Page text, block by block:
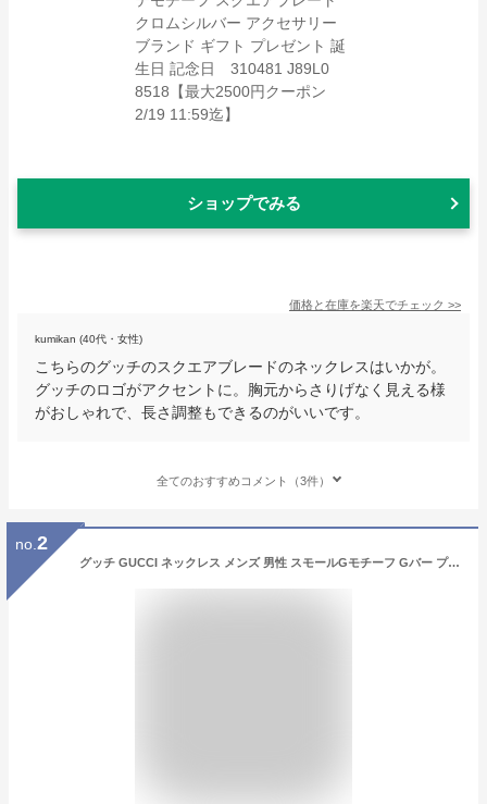
ショップでみる
価格と在庫を楽天でチェック >>
kumikan (40代・女性)
こちらのグッチのスクエアブレードのネックレスはいかが。
グッチのロゴがアクセントに。胸元からさりげなく見える様
がおしゃれで、長さ調整もできるのがいいです。
全てのおすすめコメント（3件）
no. 2
グッチ GUCCI ネックレス メンズ 男性 スモールGモチーフ Gバー プレート ペンダント シルバー ブランド アクセサリー ギフト プレゼント 人気 225055 J8400 8106【最大4000円クーポン 2/26 7:59迄】